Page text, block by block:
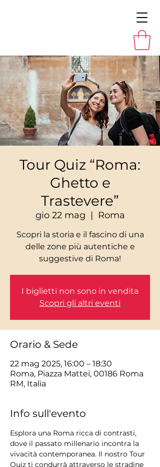
Tour Quiz “Roma:
Ghetto e
Trastevere”
gio 22 mag
  |
Roma
Scopri la storia e il fascino di una
delle zone più autentiche e
I biglietti non sono in vendita
Scopri gli altri eventi
Orario & Sede
22 mag 2025, 16:00 – 18:30
Roma, Piazza Mattei, 00186 Roma
RM, Italia
Info sull'evento
Esplora una Roma ricca di contrasti,
dove il passato millenario incontra la
vivacità contemporanea. Il nostro Tour
Quiz ti condurrà attraverso le stradine